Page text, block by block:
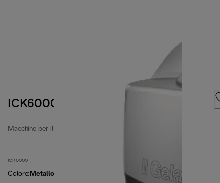
ICK6000
Macchine per il gelato
ICK6000
Colore: Metallo